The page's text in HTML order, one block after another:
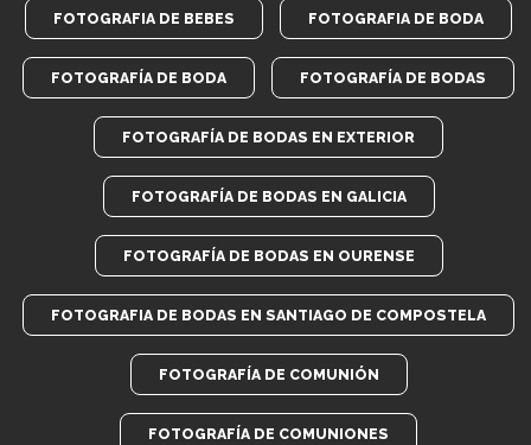
FOTOGRAFIA DE BEBES FOTOGRAFIA DE BODA
FOTOGRAFÍA DE BODA FOTOGRAFÍA DE BODAS
FOTOGRAFÍA DE BODAS EN EXTERIOR
FOTOGRAFÍA DE BODAS EN GALICIA
FOTOGRAFÍA DE BODAS EN OURENSE
FOTOGRAFIA DE BODAS EN SANTIAGO DE COMPOSTELA
FOTOGRAFÍA DE COMUNIÓN
FOTOGRAFÍA DE COMUNIONES